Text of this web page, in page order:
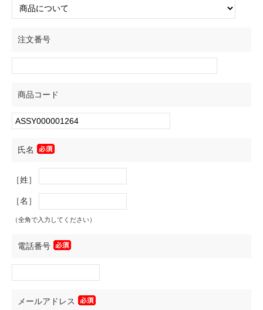
注文番号
商品コード
氏名
［姓］
［名］
（全角で入力してください）
電話番号
メールアドレス